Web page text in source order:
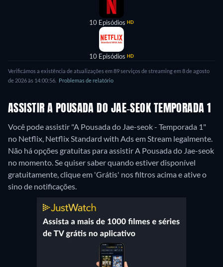
10 Episódios HD
10 Episódios HD
Verificámos a existência de atualizações em 89 serviços de streaming em 8 de agosto
de 2026 às 14:00:56.
Problemas de relatório
ASSISTIR A POUSADA DO JAE-SEOK TEMPORADA 1
Você pode assistir "A Pousada do Jae-seok - Temporada 1"
no Netflix, Netflix Standard with Ads em Stream legalmente.
Não há opções gratuitas para assistir A Pousada do Jae-seok
no momento. Se quiser saber quando estiver disponível
gratuitamente, clique em 'Grátis' nos filtros acima e ative o
sino de notificações.